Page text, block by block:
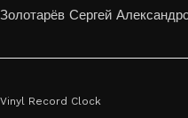
Золотарёв Сергей
Vinyl Record Clock